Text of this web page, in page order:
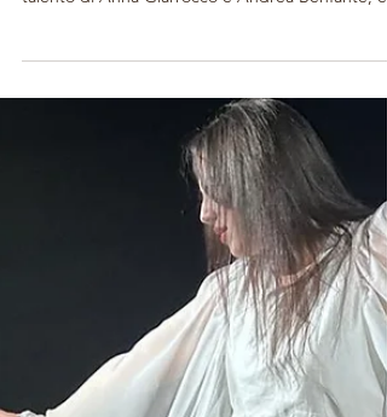
Benfante - Giarrocco: Che
fine ha fatto Betty Boop?
Il Teatrino di Bisanzio ci ha portato nuovamente
uno spettacolo super! Non avevamo dubbi sul
talento di Anna Giarrocco e Andrea Benfante, e
ce lo conferma Danilo Caravà con la sua bellissima
recensione di Che fine ha fatto Betty Boop? sul
suo blog Il Teatrante! Per leggere l'articolo,
cliccate sul link: https://www.ilteatrante.it/che-
ha-fatto-betty-boop-recensione-teatro/